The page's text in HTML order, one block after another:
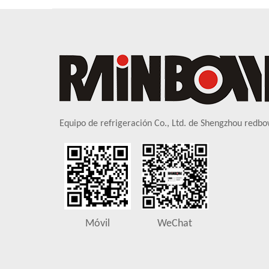
Equipo de refrigeración Co., Ltd. de Shengzhou
Móvil WeChat